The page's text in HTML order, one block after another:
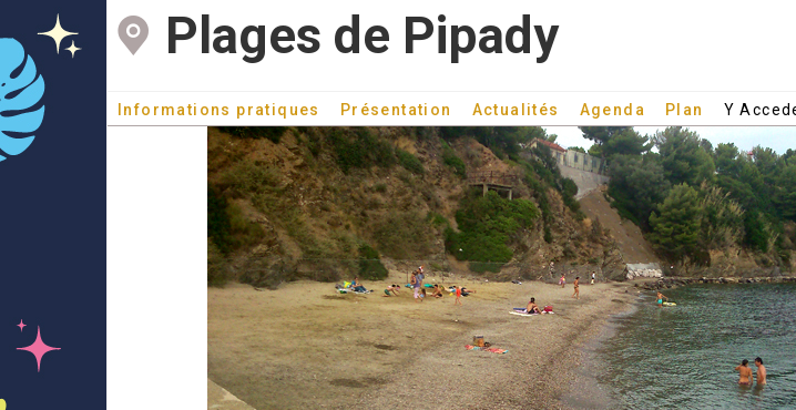
Plages de Pipady
Informations pratiques Présentation Actualités Agenda Plan Y